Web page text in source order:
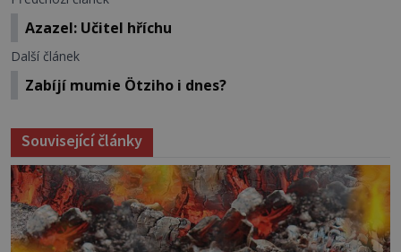
Azazel: Učitel hříchu
Další článek
Zabíjí mumie Ötziho i dnes?
Související články